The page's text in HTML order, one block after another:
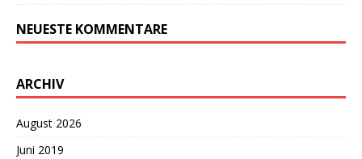
NEUESTE KOMMENTARE
ARCHIV
August 2026
Juni 2019